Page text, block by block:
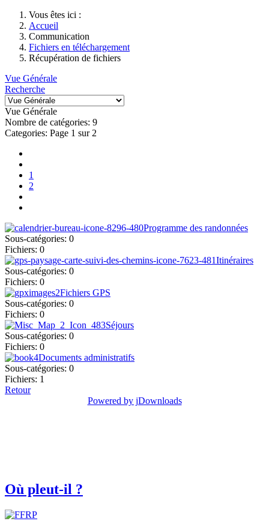
Vous êtes ici :
Accueil
Communication
Fichiers en téléchargement
Récupération de fichiers
Vue Générale
Recherche
Vue Générale
Nombre de catégories: 9
Categories: Page 1 sur 2
1
2
Programme des randonnées
Sous-catégories: 0
Fichiers: 0
Itinéraires
Sous-catégories: 0
Fichiers: 0
Fichiers GPS
Sous-catégories: 0
Fichiers: 0
Séjours
Sous-catégories: 0
Fichiers: 0
Documents administratifs
Sous-catégories: 0
Fichiers: 1
Retour
Powered by jDownloads
Où pleut-il ?